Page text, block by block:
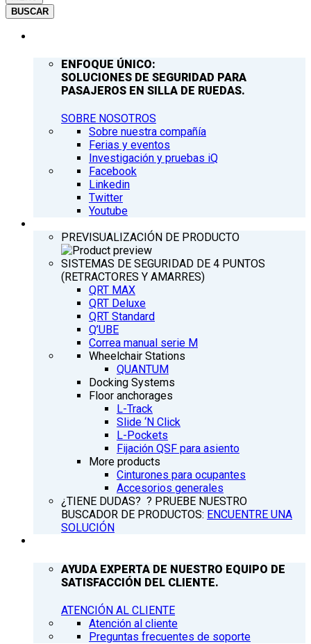
BUSCAR
ENFOQUE ÚNICO:
SOLUCIONES DE SEGURIDAD PARA
PASAJEROS EN SILLA DE RUEDAS.
SOBRE NOSOTROS
Sobre nuestra compañía
Ferias y eventos
Investigación y pruebas iQ
Facebook
Linkedin
Twitter
Youtube
PREVISUALIZACIÓN DE PRODUCTO
SISTEMAS DE SEGURIDAD DE 4 PUNTOS
(RETRACTORES Y AMARRES)
QRT MAX
QRT Deluxe
QRT Standard
Q’UBE
Correa manual serie M
Wheelchair Stations
QUANTUM
Docking Systems
Floor anchorages
L-Track
Slide ‘N Click
L-Pockets
Fijación QSF para asiento
More products
Cinturones para ocupantes
Accesorios generales
¿TIENE DUDAS? ? PRUEBE NUESTRO
BUSCADOR DE PRODUCTOS: ENCUENTRE UNA
SOLUCIÓN
AYUDA EXPERTA DE NUESTRO EQUIPO DE
SATISFACCIÓN DEL CLIENTE.
ATENCIÓN AL CLIENTE
Atención al cliente
Preguntas frecuentes de soporte